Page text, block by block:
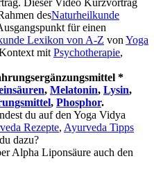
desNaturheilkunde
für einen
Lexikon von A-Z von Yoga
mit Psychotherapie,
*
, Melatonin, Lysin,
, Phosphor.
du auf den Yoga Vidya
Rezepte, Ayurveda Tipps
dazu?
Alpha Liponsäure auch den